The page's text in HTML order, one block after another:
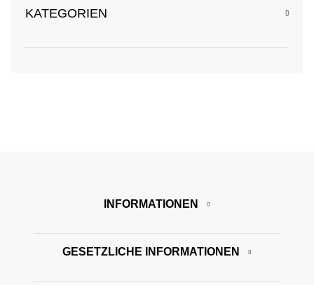
KATEGORIEN
INFORMATIONEN
GESETZLICHE INFORMATIONEN